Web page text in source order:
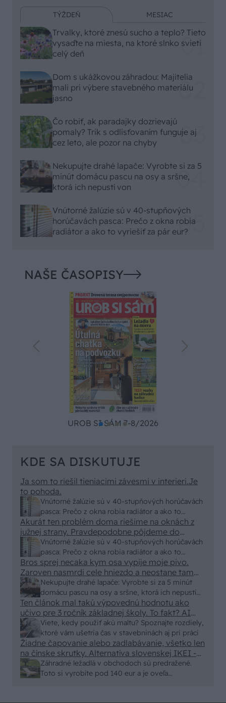
TÝŽDEŇ MESIAC
Trvalky, ktoré znesú sucho a teplo? Tieto
vysaďte na miesta, na ktoré slnko svieti
celý deň
Dom s ukážkovou záhradou: Majitelia
mali pri výbere stavebného materiálu
jasno
Čo robiť, ak paradajky dozrievajú
pomaly? Trik s odlisťovaním funguje aj
cez leto, ale pozor na chyby
Nekupujte drahé lapače: Vyrobte si za 5
minút domácu pascu na osy a sršne,
ktorá ich nepustí von
Vnútorné žalúzie sú v 40-stupňových
horúčavách pasca: Prečo z okna robia
radiátor a ako to vyriešiť za pár eur?
NAŠE ČASOPISY
UROB SI SÁM 7-8/2026
KDE SA DISKUTUJE
Vnútorné žalúzie sú v 40-stupňových horúčavách
pasca: Prečo z okna robia radiátor a ako to
vyriešiť za pár eur?
Ja som to riešil tieniacimi závesmi v interieri.Je
to pohoda.
Vnútorné žalúzie sú v 40-stupňových horúčavách
pasca: Prečo z okna robia radiátor a ako to
vyriešiť za pár eur?
Akurát ten problém doma riešime na oknách z
južnej strany. Pravdepodobne pôjdeme do
vonkajšieho tienenia na spôsob markízy
250x150cm. Čínsky predajcovia idú okolo 100
eur kus.
Nekupujte drahé lapače: Vyrobte si za 5 minút
domácu pascu na osy a sršne, ktorá ich nepustí
von
Bros sprej necaka kym osa vypije moje pivo.
Zaroven nasmrdi cele hniezdo a neostane tam
nic zive. Vasa pasca naucinke moc efektivne.
Skor pritiahne slimaky
Viete, kedy použiť akú maltu? Spoznajte rozdiely,
ktoré vám ušetria čas v stavebninách aj pri práci
Ten článok mal takú výpovednú hodnotu ako
učivo pre 3 ročník základnej školy. To fakt? AI
alebo nejaka kniha z VŠ? Dnešné rychlotvrdnuce
malty - pevnosť 40 Mpa a doba schnutia tak 15
minut , k tomu vodotesné s kryštálikou. A rozdiel
- schnutie a zretie. Nič?
Záhradné ležadlá v obchodoch sú predražené.
Toto si vyrobíte pod 140 eur a je oveľa
Žiadne čapovanie alebo zadlabávanie, všetko len
na čínske skrutky. Alternatíva slovenskej IKEI -
čo sa týka pevnosti. Autor si nedal veľa námahy s
remeselným spracovaním, škoda. No lepšie než